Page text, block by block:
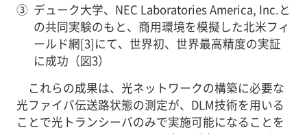
③ デューク大学、NEC Laboratories America, Inc.と
の共同実験のもと、商用環境を模擬した北米フィ
ールド網[3]にて、世界初、世界最高精度の実証
に成功（図3）
これらの成果は、光ネットワークの構築に必要な
光ファイバ伝送路状態の測定が、DLM技術を用いる
ことで光トランシーバのみで実施可能になることを